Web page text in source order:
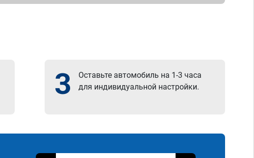
3
Оставьте автомобиль на 1-3 часа
для индивидуальной настройки.